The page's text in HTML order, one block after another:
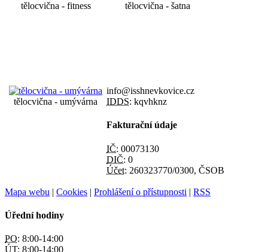
tělocvična - fitness tělocvična - šatna
tělocvična - umývárna
info@isshnevkovice.cz
IDDS: kqvhknz
Fakturační údaje
IČ: 00073130
DIČ: 0
Účet: 260323770/0300, ČSOB
Mapa webu | Cookies | Prohlášení o přístupnosti | RSS
Úřední hodiny
PO: 8:00-14:00
ÚT: 8:00-14:00